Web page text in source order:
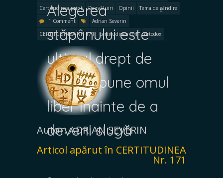
Alegerea
stăpânului este
ultimul drept de
care dispune omul
liber înainte de a
deveni slugă
Certitudinea print
Dezvăluiri Opinii
Tema de gândire
1 Comment
Adrian Severin
CERTITUDINEA Nr. 171
certitudinea.com ortodox
Autor: ADRIAN SEVERIN
Articol apărut în CERTITUDINEA
Nr. 171